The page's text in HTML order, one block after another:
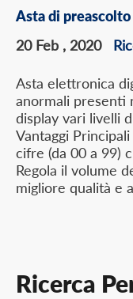
Asta di
20 Feb , 2020
Asta elettronica
anormali presenti
display vari livelli
Vantaggi
cifre (da 00 a 99)
Regola il volume
migliore qualità e
Ricerca